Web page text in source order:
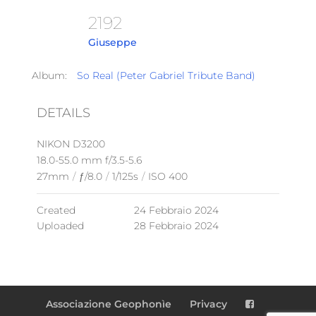
2192
Giuseppe
Album: So Real (Peter Gabriel Tribute Band)
DETAILS
NIKON D3200
18.0-55.0 mm f/3.5-5.6
27mm / ƒ/8.0 / 1/125s / ISO 400
Created
24 Febbraio 2024
Uploaded
28 Febbraio 2024
Associazione Geophonìe Privacy